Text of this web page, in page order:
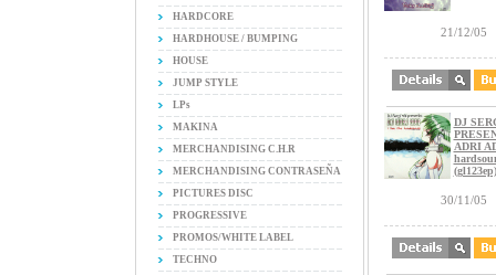
HARDCORE
HARDHOUSE / BUMPING
HOUSE
JUMP STYLE
LPs
MAKINA
MERCHANDISING C.H.R
MERCHANDISING CONTRASEÑA
PICTURES DISC
PROGRESSIVE
PROMOS/WHITE LABEL
TECHNO
21/12/05
DJ
ADRI
(gl123ep)
30/11/05